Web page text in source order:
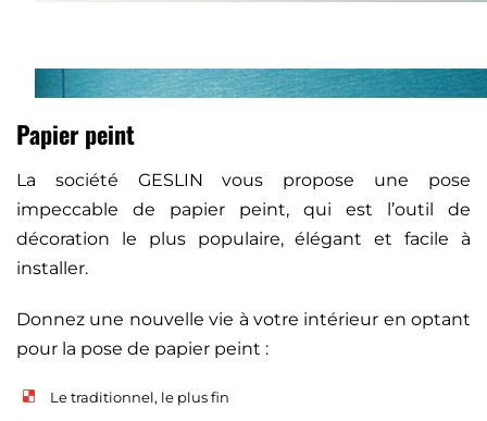
Papier peint
La société GESLIN vous propose une pose
impeccable de papier peint, qui est l’outil de
décoration le plus populaire, élégant et facile à
installer.
Donnez une nouvelle vie à votre intérieur en optant
pour la pose de papier peint :
Le traditionnel, le plus fin